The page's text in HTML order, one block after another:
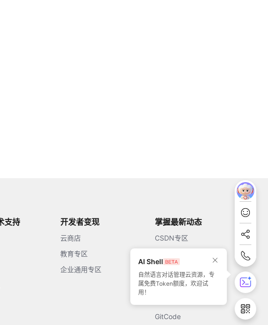
支持 开发者变现
云商店
教育专区
企业通用专区
掌握最新动态
CSDN专区
51CTO
GitCode
AI Shell
自然语言对话管理云资源，专
属免费Token额度，欢迎试
用！